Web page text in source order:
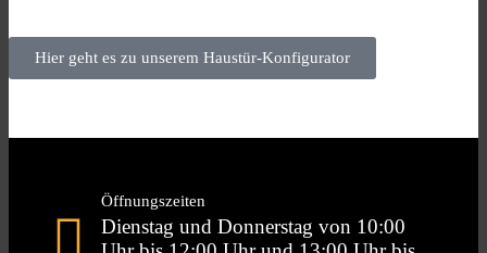
Hier geht es zu unserem Haustür-Konfigurator
Öffnungszeiten
Dienstag und Donnerstag von 10:00